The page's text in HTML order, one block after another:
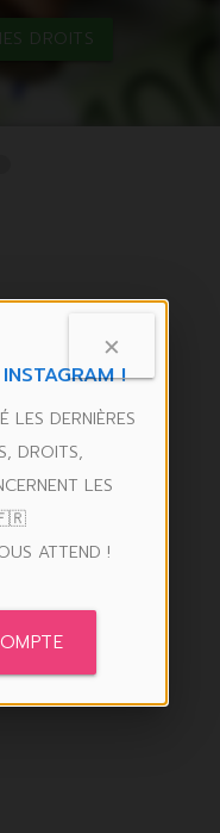
MES DROITS
×
!
LES DERNIÈRES
DROITS,
LES
ATTEND !